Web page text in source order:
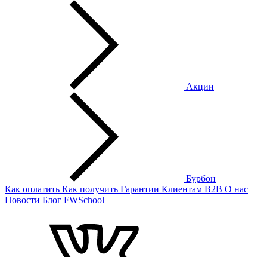
Акции
Бурбон
Как оплатить Как получить Гарантии Клиентам B2B О нас
Новости Блог FWSchool